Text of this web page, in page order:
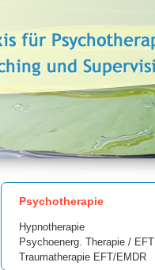
Psychotherapie
Hypnotherapie
Psychoenerg. Therapie / EFT
Traumatherapie EFT/EMDR